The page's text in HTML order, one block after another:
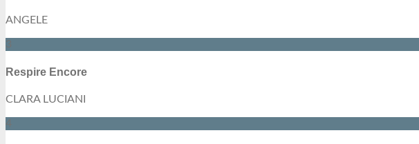
ANGELE
3
Respire Encore
CLARA LUCIANI
4